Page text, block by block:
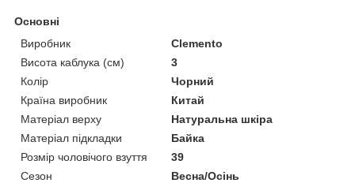
Основні
Виробник
Clemento
Висота каблука (см)
3
Колір
Чорний
Країна виробник
Китай
Матеріал верху
Натуральна шкіра
Матеріал підкладки
Байка
Розмір чоловічого взуття
39
Сезон
Весна/Осінь